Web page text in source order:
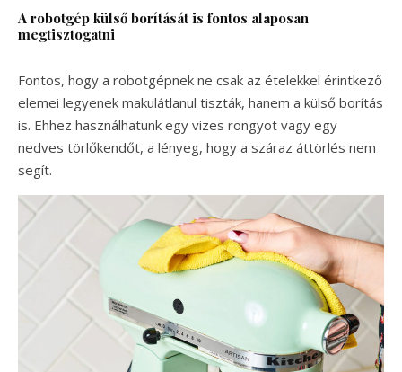
A robotgép külső borítását is fontos alaposan
megtisztogatni
Fontos, hogy a robotgépnek ne csak az ételekkel érintkező
elemei legyenek makulátlanul tiszták, hanem a külső borítás
is. Ehhez használhatunk egy vizes rongyot vagy egy
nedves törlőkendőt, a lényeg, hogy a száraz áttörlés nem
segít.